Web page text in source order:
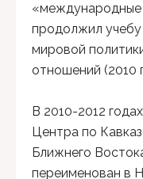
«международные
продолжил
мировой
отношений (2010
В 2010-2012
Центра по
Ближнего
переименован в